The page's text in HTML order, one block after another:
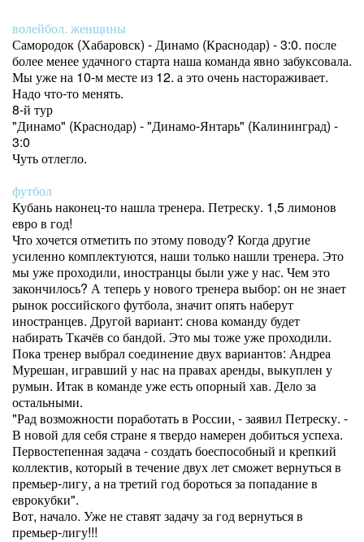
волейбол. женщины
Самородок (Хабаровск) - Динамо (Краснодар) - 3:0. после
более менее удачного старта наша команда явно забуксовала.
Мы уже на 10-м месте из 12. а это очень настораживает.
Надо что-то менять.
8-й тур
"Динамо" (Краснодар) - "Динамо-Янтарь" (Калининград) -
3:0
Чуть отлегло.
футбол
Кубань наконец-то нашла тренера. Петреску. 1,5 лимонов
евро в год!
Что хочется отметить по этому поводу? Когда другие
усиленно комплектуются, наши только нашли тренера. Это
мы уже проходили, иностранцы были уже у нас. Чем это
закончилось? А теперь у нового тренера выбор: он не знает
рынок российского футбола, значит опять наберут
иностранцев. Другой вариант: снова команду будет
набирать Ткачёв со бандой. Это мы тоже уже проходили.
Пока тренер выбрал соединение двух вариантов: Андреа
Мурешан, игравший у нас на правах аренды, выкуплен у
румын. Итак в команде уже есть опорный хав. Дело за
остальными.
"Рад возможности поработать в России, - заявил Петреску. -
В новой для себя стране я твердо намерен добиться успеха.
Первостепенная задача - создать боеспособный и крепкий
коллектив, который в течение двух лет сможет вернуться в
премьер-лигу, а на третий год бороться за попадание в
еврокубки".
Вот, начало. Уже не ставят задачу за год вернуться в
премьер-лигу!!!